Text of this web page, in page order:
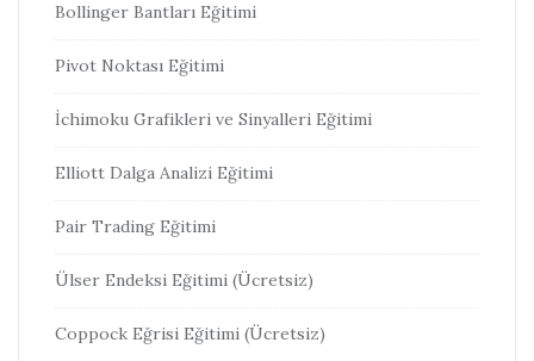
Bollinger Bantları Eğitimi
Pivot Noktası Eğitimi
İchimoku Grafikleri ve Sinyalleri Eğitimi
Elliott Dalga Analizi Eğitimi
Pair Trading Eğitimi
Ülser Endeksi Eğitimi (Ücretsiz)
Coppock Eğrisi Eğitimi (Ücretsiz)